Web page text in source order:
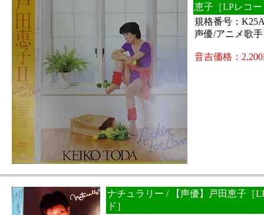
恵子［LPレコ
規格番号：
声優/アニメ歌手
音吉価格：
ナチュラリー / 【声優】戸田恵子［
ド］